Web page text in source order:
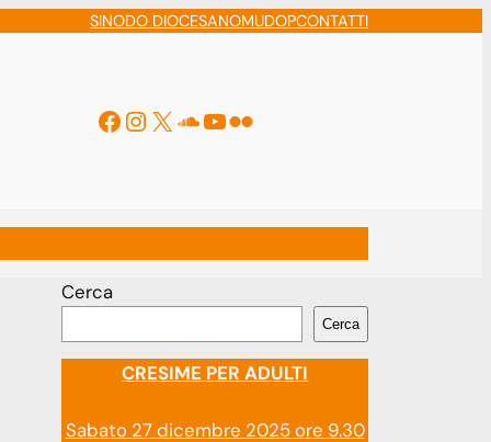
SINODO DIOCESANOMUDOPCONTATTI
Facebook
Instagram
X Soundcloud
YouTube
Flickr
Cerca
Cerca
CRESIME PER ADULTI
Sabato 27 dicembre 2025 ore 9.30